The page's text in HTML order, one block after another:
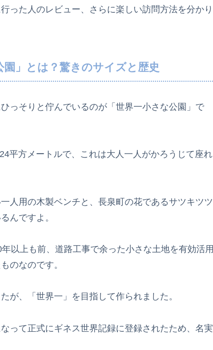
った人のレビュー、さらに楽しい訪問方法を分かり
」とは？驚きのサイズと歴史
っそりと佇んでいるのが「世界一小さな公園」で
平方メートルで、これは大人一人がかろうじて座れ
人用の木製ベンチと、長泉町の花であるサツキツツ
んですよ。
以上も前、道路工事で余った小さな土地を有効活用
のなのです。
が、「世界一」を目指して作られました。
って正式にギネス世界記録に登録されたため、名実